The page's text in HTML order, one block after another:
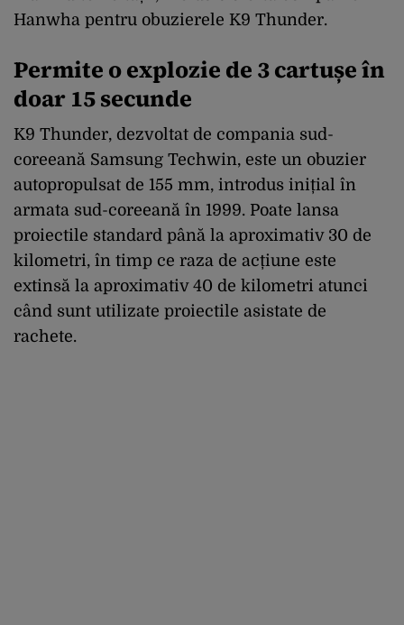
Hanwha pentru obuzierele K9 Thunder.
Permite o explozie de 3 cartușe în
doar 15 secunde
K9 Thunder, dezvoltat de compania sud-
coreeană Samsung Techwin, este un obuzier
autopropulsat de 155 mm, introdus inițial în
armata sud-coreeană în 1999. Poate lansa
proiectile standard până la aproximativ 30 de
kilometri, în timp ce raza de acțiune este
extinsă la aproximativ 40 de kilometri atunci
când sunt utilizate proiectile asistate de
rachete.